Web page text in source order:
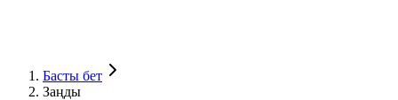
Басты бет
Заңды